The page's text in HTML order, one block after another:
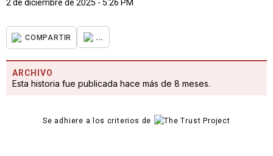
2 de diciembre de 2025 - 5:26 PM
COMPARTIR ...
ARCHIVO
Esta historia fue publicada hace más de 8 meses.
Se adhiere a los criterios de